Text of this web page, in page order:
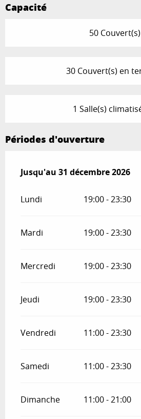
Capacité
50 Couvert(s)
30 Couvert(s) en
1 Salle(s)
Périodes d'ouverture
Du19 mars 2026au31
Jusqu'au 31 décembre 2026
Lundi 19:00 - 23:30
Mardi 19:00 - 23:30
Mercredi 19:00 - 23:30
Jeudi 19:00 - 23:30
Vendredi 11:00 - 23:30
Samedi 11:00 - 23:30
Dimanche 11:00 - 21:00